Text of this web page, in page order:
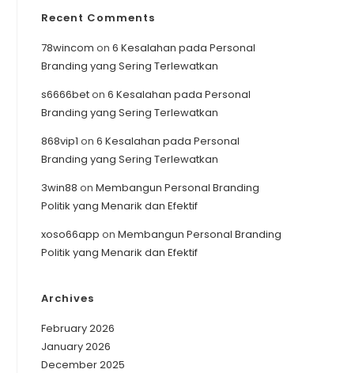
Recent Comments
78wincom on 6 Kesalahan pada Personal
Branding yang Sering Terlewatkan
s6666beton 6 Kesalahan pada Personal
Branding yang Sering Terlewatkan
868vip1 on 6 Kesalahan pada Personal
Branding yang Sering Terlewatkan
3win88 on Membangun Personal Branding
Politik yang Menarik dan Efektif
xoso66app on Membangun Personal Branding
Politik yang Menarik dan Efektif
Archives
February 2026
January 2026
December 2025